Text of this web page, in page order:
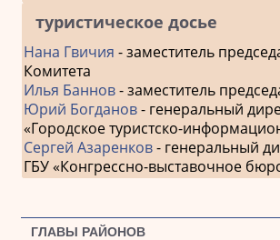
туристическое досье
Нана Гвичия - заместитель
Комитета
Илья Баннов- заместитель
Юрий Богданов- генеральный
«Городское туристско-
Сергей Азаренков- генеральный
ГБУ «Конгрессно-выставочное
ГЛАВЫ РАЙОНОВ